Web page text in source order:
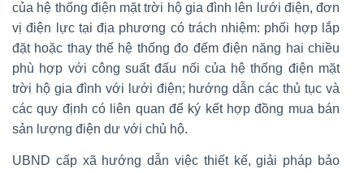
của hệ thống điện mặt trời hộ gia đình lên lưới điện, đơn
vị điện lực tại địa phương có trách nhiệm: phối hợp lắp
đặt hoặc thay thế hệ thống đo đếm điện năng hai chiều
phù hợp với công suất đấu nối của hệ thống điện mặt
trời hộ gia đình với lưới điện; hướng dẫn các thủ tục và
các quy định có liên quan để ký kết hợp đồng mua bán
sản lượng điện dư với chủ hộ.
UBND cấp xã hướng dẫn việc thiết kế, giải pháp bảo